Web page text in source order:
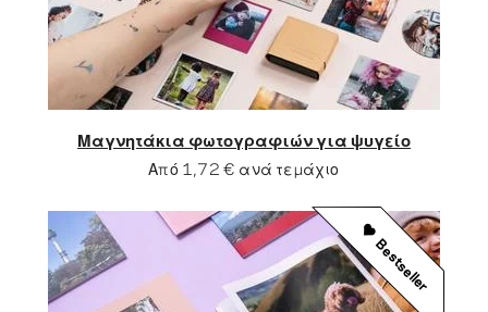
Μαγνητάκια φωτογραφιών για ψυγείο
Από 1,72 € ανά τεμάχιο
Bestseller